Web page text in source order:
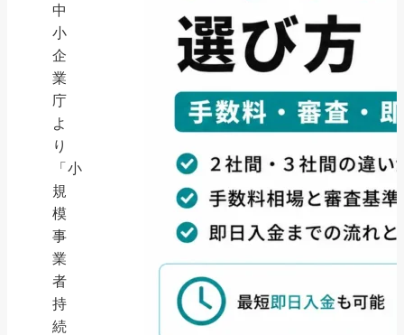
中
小
企
業
庁
よ
り
「小
規
模
事
業
者
持
続